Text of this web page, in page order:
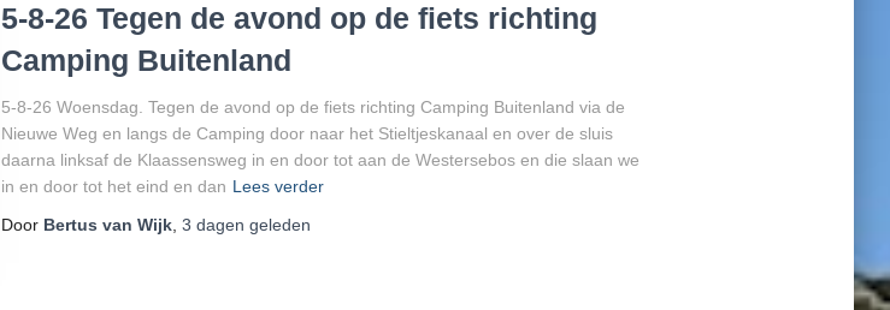
5-8-26 Tegen de avond op de fiets richting
Camping Buitenland
5-8-26 Woensdag. Tegen de avond op de fiets richting Camping Buitenland via de
Nieuwe Weg en langs de Camping door naar het Stieltjeskanaal en over de sluis
daarna linksaf de Klaassensweg in en door tot aan de Westersebos en die slaan we
in en door tot het eind en dan Lees verder
Door Bertus van Wijk, 3 dagen geleden